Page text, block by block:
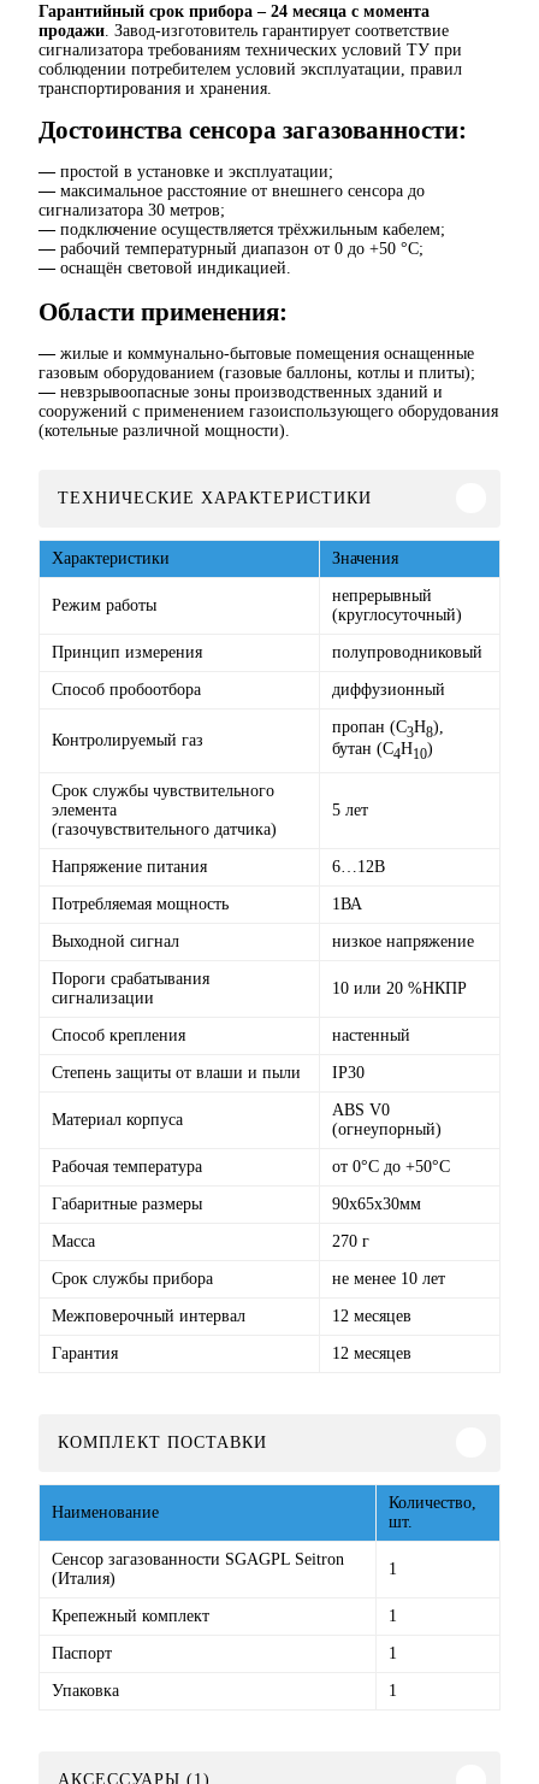
Гарантийный срок прибора – 24 месяца с момента
продажи . Завод-изготовитель гарантирует соответствие
сигнализатора требованиям технических условий ТУ при
соблюдении потребителем условий эксплуатации, правил
транспортирования и хранения.
Достоинства сенсора загазованности:
— простой в установке и эксплуатации;
— максимальное расстояние от внешнего сенсора до
сигнализатора 30 метров;
— подключение осуществляется трёхжильным кабелем;
— рабочий температурный диапазон от 0 до +50 °C;
— оснащён световой индикацией.
Области применения:
— жилые и коммунально-бытовые помещения оснащенные
газовым оборудованием (газовые баллоны, котлы и плиты);
— невзрывоопасные зоны производственных зданий и
сооружений с применением газоиспользующего оборудования
(котельные различной мощности).
ТЕХНИЧЕСКИЕ ХАРАКТЕРИСТИКИ
Характеристики Значения
Режим работы
непрерывный
(круглосуточный)
Принцип измерения полупроводниковый
Способ пробоотбора диффузионный
Контролируемый газ
пропан (С3Н8),
бутан (С4Н10)
Срок службы чувствительного
элемента
(газочувствительного датчика)
5 лет
Напряжение питания 6…12В
Потребляемая мощность 1ВА
Выходной сигнал низкое напряжение
Пороги срабатывания
сигнализации
10 или 20 %НКПР
Способ крепления настенный
Степень защиты от влаши и пыли IP30
Материал корпуса
ABS V0
(огнеупорный)
Рабочая температура от 0°С до +50°С
Габаритные размеры 90х65х30мм
Масса 270 г
Срок службы прибора не менее 10 лет
Межповерочный интервал 12 месяцев
Гарантия 12 месяцев
КОМПЛЕКТ ПОСТАВКИ
Наименование
Количество,
шт.
Сенсор загазованности SGAGPL Seitron
(Италия)
1
Крепежный комплект 1
Паспорт 1
Упаковка 1
АКСЕССУАРЫ (1)